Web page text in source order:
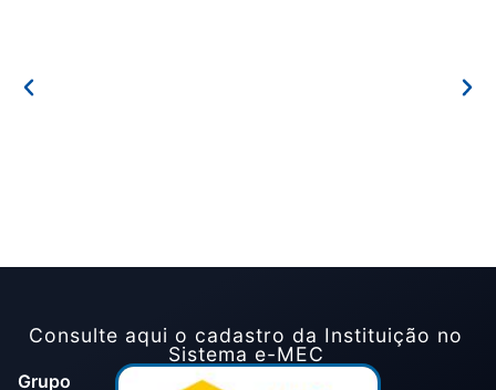
Grupo
Consulte aqui o cadastro da Instituição no
Sistema e-MEC